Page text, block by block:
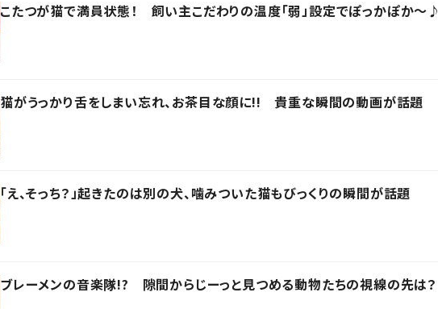
こたつが猫で満員状態！ 飼い主こだわりの温度「弱」設定でぽっかぽか～♪
猫がうっかり舌をしまい忘れ、お茶目な顔に!! 貴重な瞬間の動画が話題
「え、そっち？」起きたのは別の犬、噛みついた猫もびっくりの瞬間が話題
ブレーメンの音楽隊!? 隙間からじーっと見つめる動物たちの視線の先は？